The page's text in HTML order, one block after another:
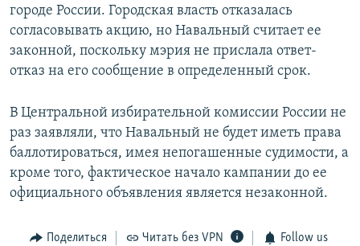
городе России. Городская власть отказалась
согласовывать акцию, но Навальный считает ее
законной, поскольку мэрия не прислала ответ-
отказ на его сообщение в определенный срок.
В Центральной избирательной комиссии России не
раз заявляли, что Навальный не будет иметь права
баллотироваться, имея непогашенные судимости, а
кроме того, фактическое начало кампании до ее
официального объявления является незаконной.
Поделиться Читать без VPN Follow us